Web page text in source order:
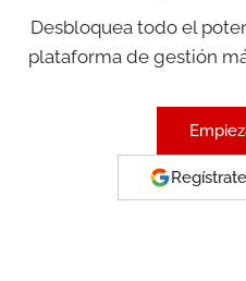
Desbloquea todo el
plataforma de gestión